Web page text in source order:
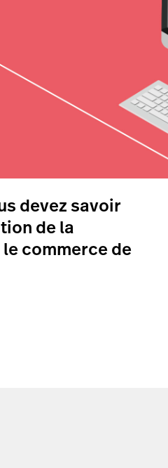
devez savoir
de la
commerce de